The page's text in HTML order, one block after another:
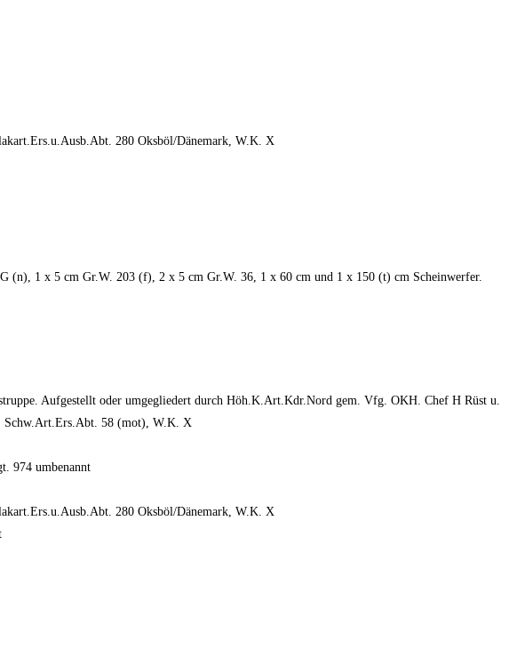
280 Oksböl/Dänemark, W.K. X
1 x 5 cm Gr.W. 203 (f), 2 x 5 cm Gr.W. 36, 1 x 60 cm und 1 x 150 (t) cm Scheinwerfer.
Aufgestellt oder umgegliedert durch Höh.K.Art.Kdr.Nord gem. Vfg. OKH. Chef H Rüst u.
Schw.Art.Ers.Abt. 58 (mot), W.K. X
974 umbenannt
280 Oksböl/Dänemark, W.K. X